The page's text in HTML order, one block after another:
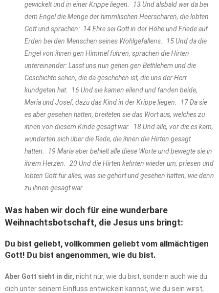
gewickelt und in einer Krippe liegen. 13 Und alsbald war da bei
dem Engel die Menge der himmlischen Heerscharen, die lobten
Gott und sprachen: 14 Ehre sei Gott in der Höhe und Friede auf
Erden bei den Menschen seines Wohlgefallens. 15 Und da die
Engel von ihnen gen Himmel fuhren, sprachen die Hirten
untereinander: Lasst uns nun gehen gen Bethlehem und die
Geschichte sehen, die da geschehen ist, die uns der Herr
kundgetan hat. 16 Und sie kamen eilend und fanden beide,
Maria und Josef, dazu das Kind in der Krippe liegen. 17 Da sie
es aber gesehen hatten, breiteten sie das Wort aus, welches zu
ihnen von diesem Kinde gesagt war. 18 Und alle, vor die es kam,
wunderten sich über die Rede, die ihnen die Hirten gesagt
hatten. 19 Maria aber behielt alle diese Worte und bewegte sie in
ihrem Herzen. 20 Und die Hirten kehrten wieder um, priesen und
lobten Gott für alles, was sie gehört und gesehen hatten, wie denn
zu ihnen gesagt war.
Was haben wir doch für eine wunderbare
Weihnachtsbotschaft, die Jesus uns bringt:
Du bist geliebt, vollkommen geliebt vom allmächtigen
Gott! Du bist angenommen, wie du bist.
Aber Gott sieht in dir, nicht nur, wie du bist, sondern auch wie du
dich unter seinem Einfluss entwickeln kannst, wie du sein wirst,